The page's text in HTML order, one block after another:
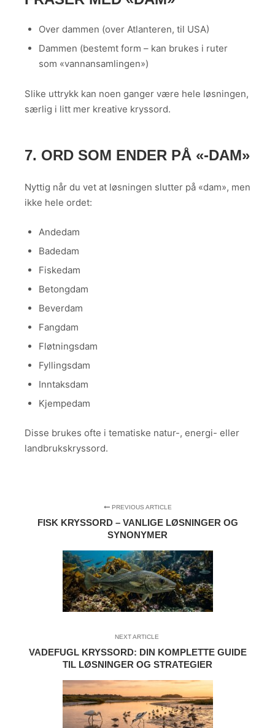
Over dammen (over Atlanteren, til USA)
Dammen (bestemt form – kan brukes i ruter
som «vannansamlingen»)
Slike uttrykk kan noen ganger være hele løsningen,
særlig i litt mer kreative kryssord.
7. ORD SOM ENDER PÅ «-DAM»
Nyttig når du vet at løsningen slutter på «dam», men
ikke hele ordet:
Andedam
Badedam
Fiskedam
Betongdam
Beverdam
Fangdam
Fløtningsdam
Fyllingsdam
Inntaksdam
Kjempedam
Disse brukes ofte i tematiske natur-, energi- eller
landbrukskryssord.
PREVIOUS ARTICLE
FISK KRYSSORD – VANLIGE LØSNINGER OG
SYNONYMER
NEXT ARTICLE
VADEFUGL KRYSSORD: DIN KOMPLETTE GUIDE
TIL LØSNINGER OG STRATEGIER